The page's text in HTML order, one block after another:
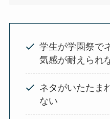
学生が学園祭で
気感が耐えられ
ネタがいたたま
ない